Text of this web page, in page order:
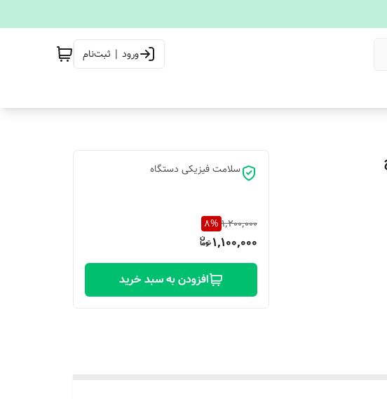
ورود | ثبت‌نام
سلامت فیزیکی دستگاه
1,200,000
8%
1,100,000
افزودن به سبد خرید